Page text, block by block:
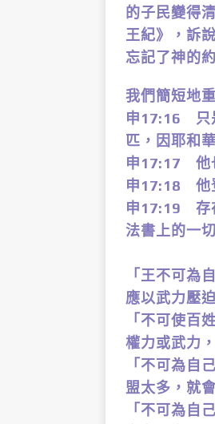
的子民變得
王紀》，訴
忘記了神的
我們簡短地
申17:16 只
匹，因耶和
申17:17 他
申17:18 他
申17:19 存
法書上的一
「王不可為
應以武力壓
「不可使百
權力或武力
「不可為自
盟太多，就
「不可為自